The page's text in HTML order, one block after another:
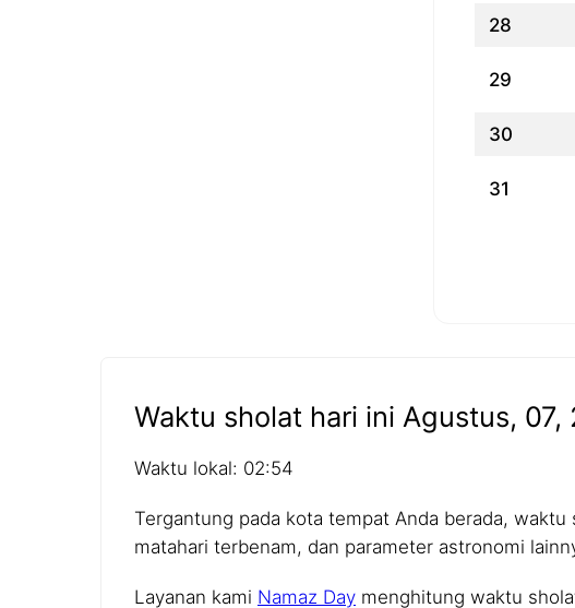
28
29
30
31
Waktu sholat hari ini Agustus, 07,
Waktu lokal: 02:54
Tergantung pada kota tempat Anda berada,
matahari terbenam, dan parameter astronomi
Layanan kami Namaz Day menghitung waktu